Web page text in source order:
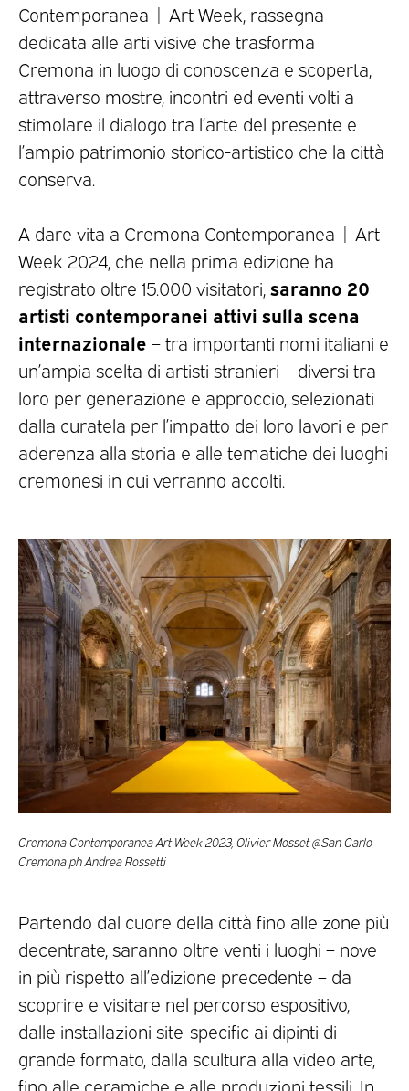
Contemporanea | Art Week, rassegna
dedicata alle arti visive che trasforma
Cremona in luogo di conoscenza e scoperta,
attraverso mostre, incontri ed eventi volti a
stimolare il dialogo tra l’arte del presente e
l’ampio patrimonio storico-artistico che la città
conserva.
A dare vita a Cremona Contemporanea | Art
Week 2024, che nella prima edizione ha
registrato oltre 15.000 visitatori,saranno 20
artisti contemporanei attivi sulla scena
internazionale – tra importanti nomi italiani e
un’ampia scelta di artisti stranieri – diversi tra
loro per generazione e approccio, selezionati
dalla curatela per l’impatto dei loro lavori e per
aderenza alla storia e alle tematiche dei luoghi
cremonesi in cui verranno accolti.
Cremona Contemporanea Art Week 2023, Olivier Mosset @San Carlo
Cremona ph Andrea Rossetti
Partendo dal cuore della città fino alle zone più
decentrate, saranno oltre venti i luoghi – nove
in più rispetto all’edizione precedente – da
scoprire e visitare nel percorso espositivo,
dalle installazioni site-specific ai dipinti di
grande formato, dalla scultura alla video arte,
fino alle ceramiche e alle produzioni tessili. In